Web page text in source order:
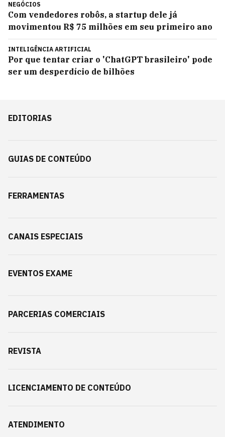
NEGÓCIOS
Com vendedores robôs, a startup dele já
movimentou R$ 75 milhões em seu primeiro ano
INTELIGÊNCIA ARTIFICIAL
Por que tentar criar o 'ChatGPT brasileiro' pode
ser um desperdício de bilhões
EDITORIAS
GUIAS DE CONTEÚDO
FERRAMENTAS
CANAIS ESPECIAIS
EVENTOS EXAME
PARCERIAS COMERCIAIS
REVISTA
LICENCIAMENTO DE CONTEÚDO
ATENDIMENTO